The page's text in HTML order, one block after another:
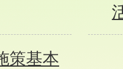
策基本